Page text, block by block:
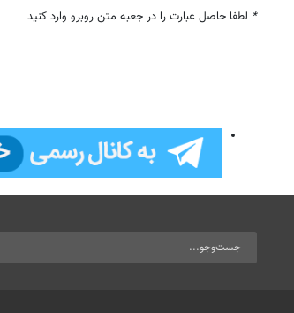
* لطفا حاصل عبارت را در جعبه متن روبرو وارد کنید